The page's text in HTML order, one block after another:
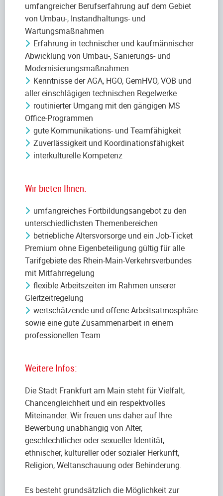
umfangreicher Berufserfahrung auf dem Gebiet
von Umbau-, Instandhaltungs- und
Wartungsmaßnahmen
Erfahrung in technischer und kaufmännischer
Abwicklung von Umbau-, Sanierungs- und
Modernisierungsmaßnahmen
Kenntnisse der AGA, HGO, GemHVO, VOB und
aller einschlägigen technischen Regelwerke
routinierter Umgang mit den gängigen MS
Office-Programmen
gute Kommunikations- und Teamfähigkeit
Zuverlässigkeit und Koordinationsfähigkeit
interkulturelle Kompetenz
Wir bieten Ihnen:
umfangreiches Fortbildungsangebot zu den
unterschiedlichsten Themenbereichen
betriebliche Altersvorsorge und ein Job-Ticket
Premium ohne Eigenbeteiligung gültig für alle
Tarifgebiete des Rhein-Main-Verkehrsverbundes
mit Mitfahrregelung
flexible Arbeitszeiten im Rahmen unserer
Gleitzeitregelung
wertschätzende und offene Arbeitsatmosphäre
sowie eine gute Zusammenarbeit in einem
professionellen Team
Weitere Infos:
Die Stadt Frankfurt am Main steht für Vielfalt,
Chancengleichheit und ein respektvolles
Miteinander. Wir freuen uns daher auf Ihre
Bewerbung unabhängig von Alter,
geschlechtlicher oder sexueller Identität,
ethnischer, kultureller oder sozialer Herkunft,
Religion, Weltanschauung oder Behinderung.
Es besteht grundsätzlich die Möglichkeit zur